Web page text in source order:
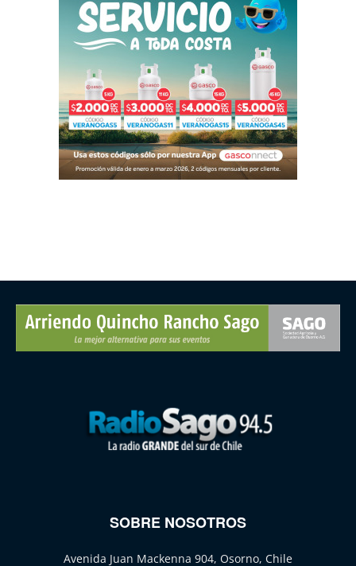
SOBRE NOSOTROS
Avenida Juan Mackenna 904, Osorno, Chile